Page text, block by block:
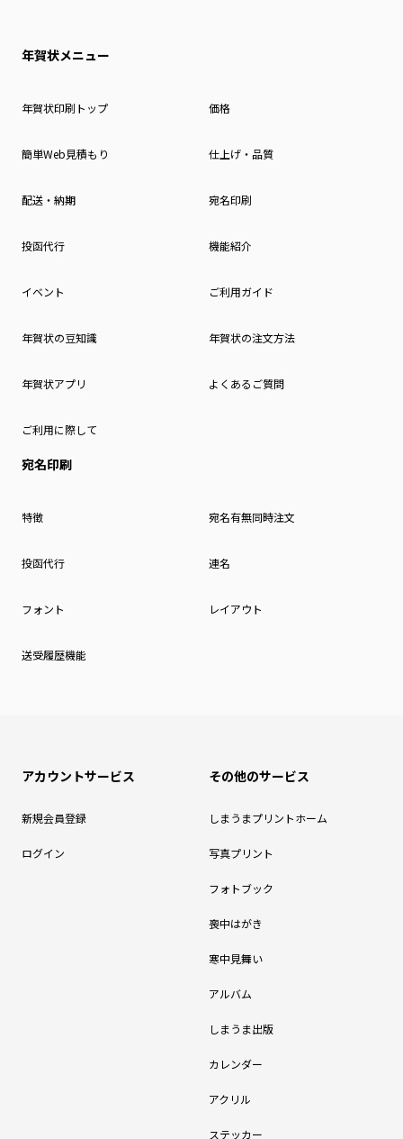
年賀状メニュー
年賀状印刷トップ 価格
簡単Web見積もり 仕上げ・品質
配送・納期 宛名印刷
投函代行 機能紹介
イベント ご利用ガイド
年賀状の豆知識 年賀状の注文方法
年賀状アプリ よくあるご質問
ご利用に際して
宛名印刷
特徴 宛名有無同時注文
投函代行 連名
フォント レイアウト
送受履歴機能
アカウントサービス
新規会員登録
ログイン
その他のサービス
しまうまプリントホーム
写真プリント
フォトブック
喪中はがき
寒中見舞い
アルバム
しまうま出版
カレンダー
アクリル
ステッカー